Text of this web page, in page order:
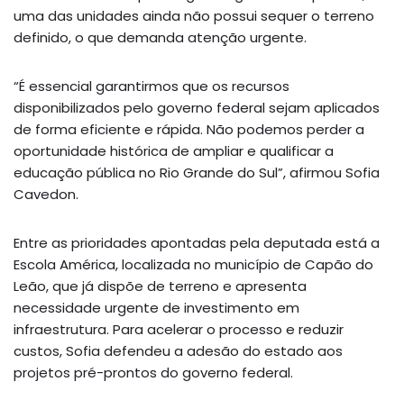
uma das unidades ainda não possui sequer o terreno
definido, o que demanda atenção urgente.
“É essencial garantirmos que os recursos
disponibilizados pelo governo federal sejam aplicados
de forma eficiente e rápida. Não podemos perder a
oportunidade histórica de ampliar e qualificar a
educação pública no Rio Grande do Sul”, afirmou Sofia
Cavedon.
Entre as prioridades apontadas pela deputada está a
Escola América, localizada no município de Capão do
Leão, que já dispõe de terreno e apresenta
necessidade urgente de investimento em
infraestrutura. Para acelerar o processo e reduzir
custos, Sofia defendeu a adesão do estado aos
projetos pré-prontos do governo federal.